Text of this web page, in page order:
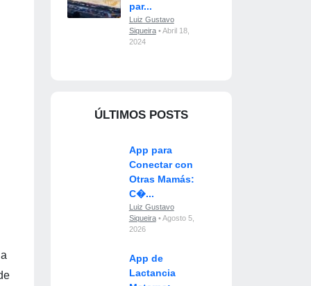
par...
Luiz Gustavo
Siqueira• Abril 18,
2024
ÚLTIMOS POSTS
App para
Conectar con
Otras Mamás:
C�...
Luiz Gustavo
Siqueira• Agosto 5,
2026
App de
Lactancia